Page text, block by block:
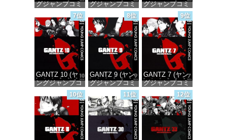
グジャンプコミ
ックスDIGITAL)
価格：¥100
グジャンプコミ
ックスDIGITAL)
価格：¥100
グジャンプコミ
ックスDIGITAL)
価格：¥100
7位
GANTZ 10 (ヤ
ングジャンプコ
DIGITAL)
価格：¥100
8位
GANTZ 9 (ヤン
グジャンプコミ
ックスDIGITAL)
価格：¥100
9位
GANTZ 7 (ヤン
グジャンプコミ
ックスDIGITAL)
価格：¥100
10位 11位 12位